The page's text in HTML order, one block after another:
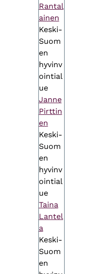
Rantal
ainen
Keski-
Suom
en
hyvinv
ointial
ue
Janne
Pirttin
en
Keski-
Suom
en
hyvinv
ointial
ue
Taina
Lantel
a
Keski-
Suom
en